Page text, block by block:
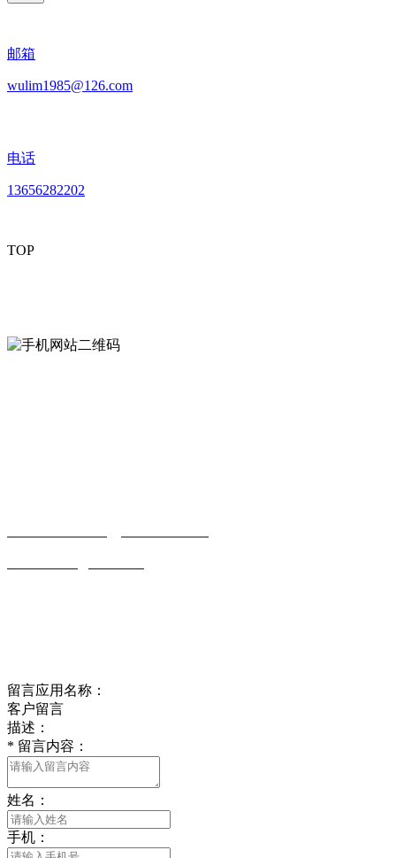
邮箱
wulim1985@126.com
电话
13656282202
TOP
留言应用名称：
客户留言
描述：
* 留言内容：
姓名：
手机：